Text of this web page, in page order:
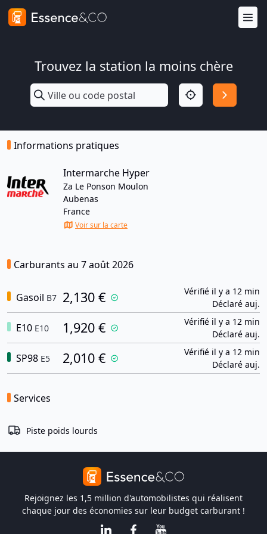
Trouvez la station la moins chère
Informations pratiques
Intermarche Hyper
Za Le Ponson Moulon
Aubenas
France
Voir sur la carte
Carburants au 7 août 2026
Gasoil B7 2,130 €
Vérifié il y a 12 min
Déclaré auj.
E10 E10 1,920 €
Vérifié il y a 12 min
Déclaré auj.
SP98 E5 2,010 €
Vérifié il y a 12 min
Déclaré auj.
Services
Piste poids lourds
Rejoignez les 1,5 million d'automobilistes qui réalisent
chaque jour des économies sur leur budget carburant !